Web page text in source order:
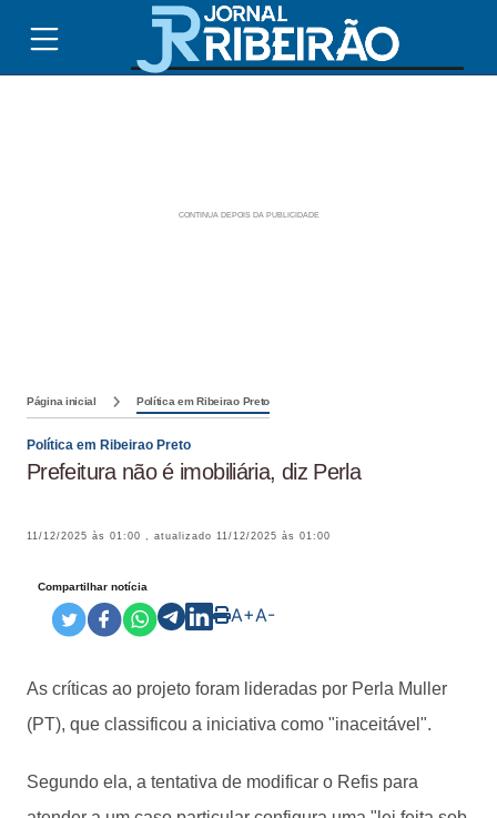
Página inicial Política em Ribeirao Preto
Política em Ribeirao Preto
Prefeitura não é imobiliária, diz Perla
11/12/2025 às 01:00 , atualizado 11/12/2025 às 01:00
Compartilhar notícia
A+A-
As críticas ao projeto foram lideradas por Perla Muller
(PT), que classificou a iniciativa como "inaceitável".
Segundo ela, a tentativa de modificar o Refis para